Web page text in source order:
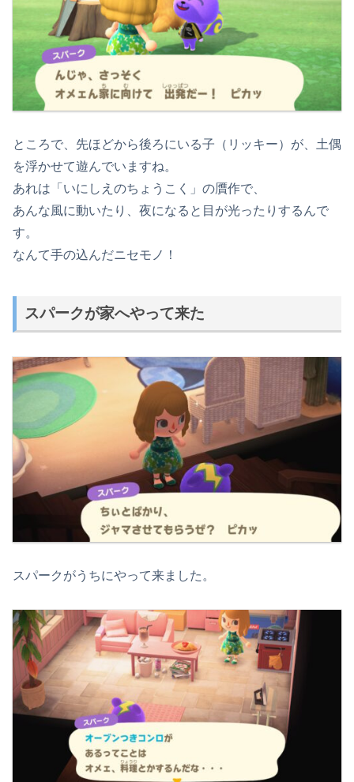
ところで、先ほどから後ろにいる子（リッキー）が、土偶
を浮かせて遊んでいますね。
あれは「いにしえのちょうこく」の贋作で、
あんな風に動いたり、夜になると目が光ったりするんで
す。
なんて手の込んだニセモノ！
スパークが家へやって来た
スパークがうちにやって来ました。